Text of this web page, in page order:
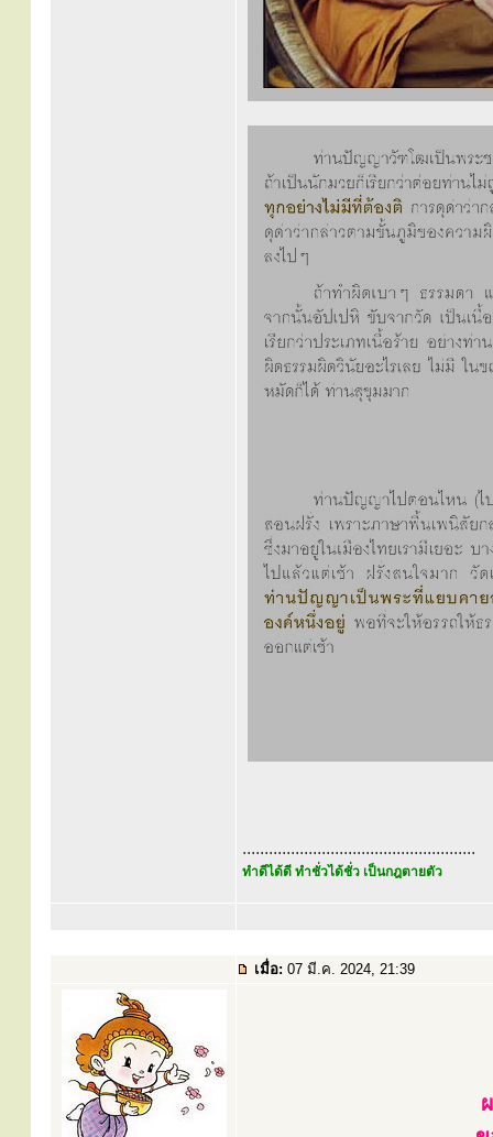
.....................................................
ทำดีได้ดี ทำชั่วได้ชั่ว เป็นกฎตายตัว
เมื่อ: 07 มี.ค. 2024, 21:39